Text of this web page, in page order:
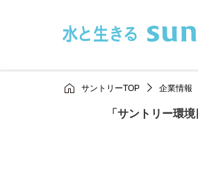
サントリーTOP 企業情報
「サントリー環